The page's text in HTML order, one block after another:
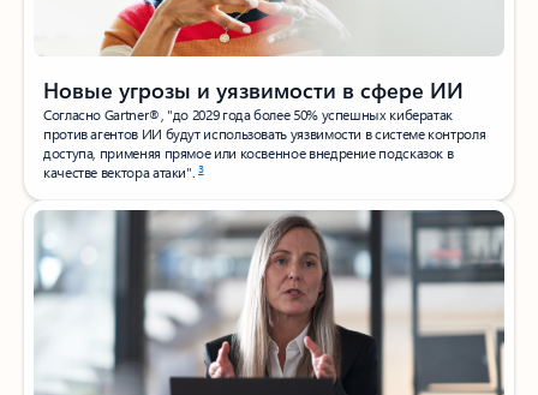
Новые угрозы и уязвимости в сфере ИИ
Согласно Gartner®, "до 2029 года более 50% успешных кибератак
против агентов ИИ будут использовать уязвимости в системе контроля
доступа, применяя прямое или косвенное внедрение подсказок в
качестве вектора атаки". 3